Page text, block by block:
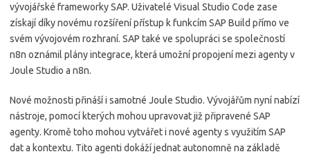
vývojářské frameworky SAP. Uživatelé Visual Studio Code zase
získají díky novému rozšíření přístup k funkcím SAP Build přímo ve
svém vývojovém rozhraní. SAP také ve spolupráci se společností
n8n oznámil plány integrace, která umožní propojení mezi agenty v
Joule Studio a n8n.
Nové možnosti přináší i samotné Joule Studio. Vývojářům nyní nabízí
nástroje, pomocí kterých mohou upravovat již připravené SAP
agenty. Kromě toho mohou vytvářet i nové agenty s využitím SAP
dat a kontextu. Tito agenti dokáží jednat autonomně na základě